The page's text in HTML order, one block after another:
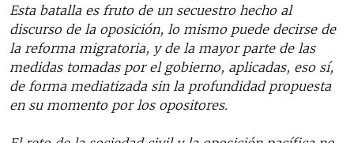
Esta batalla es fruto de un secuestro hecho al
discurso de la oposición, lo mismo puede decirse de
la reforma migratoria, y de la mayor parte de las
medidas tomadas por el gobierno, aplicadas, eso sí,
de forma mediatizada sin la profundidad propuesta
en su momento por los opositores.